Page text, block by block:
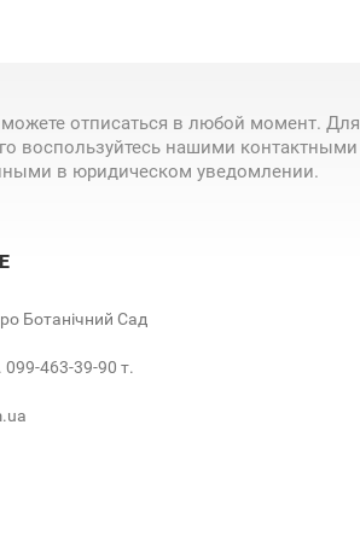
отписаться в любой момент. Для
воспользуйтесь нашими контактными
в юридическом уведомлении.
Ботанічний Сад
463-39-90 т.